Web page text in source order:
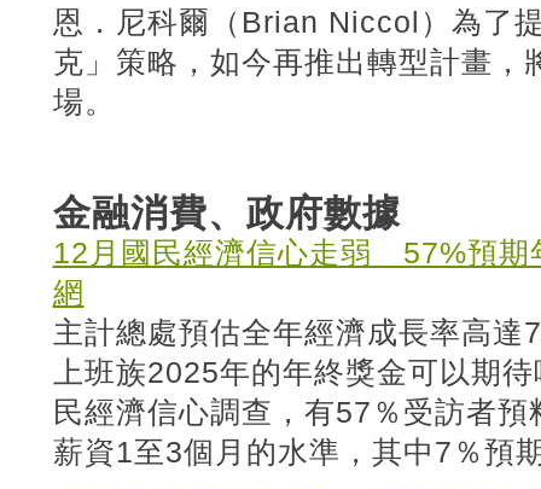
恩．尼科爾（Brian Niccol）為了
克」策略，如今再推出轉型計畫，
場。
金融消費、政府數據
12月國民經濟信心走弱 57%預期
網
主計總處預估全年經濟成長率高達
上班族2025年的年終獎金可以期
民經濟信心調查，有57％受訪者
薪資1至3個月的水準，其中7％預